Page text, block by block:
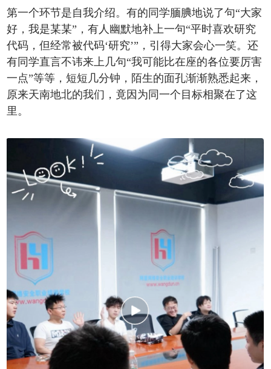
第一个环节是自我介绍。有的同学腼腆地说了句“大家
好，我是某某”，有人幽默地补上一句“平时喜欢研究
代码，但经常被代码‘研究’”，引得大家会心一笑。还
有同学直言不讳来上几句“我可能比在座的各位要厉害
一点”等等，短短几分钟，陌生的面孔渐渐熟悉起来，
原来天南地北的我们，竟因为同一个目标相聚在了这
里。